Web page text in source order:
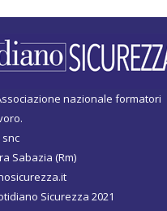
nazionale formatori
snc
Sabazia (Rm)
Sicurezza 2021